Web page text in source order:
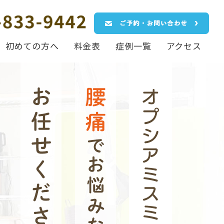
初めての方へ 料金表 症例一覧 アクセス